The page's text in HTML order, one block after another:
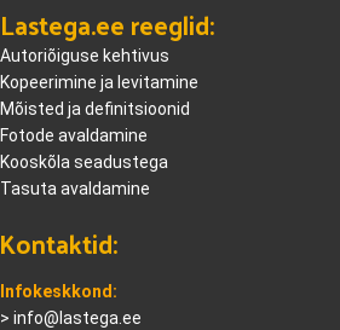
Lastega.ee reeglid:
Autoriõiguse kehtivus
Kopeerimine ja levitamine
Mõisted ja definitsioonid
Fotode avaldamine
Kooskõla seadustega
Tasuta avaldamine
Kontaktid:
Infokeskkond:
> info@lastega.ee